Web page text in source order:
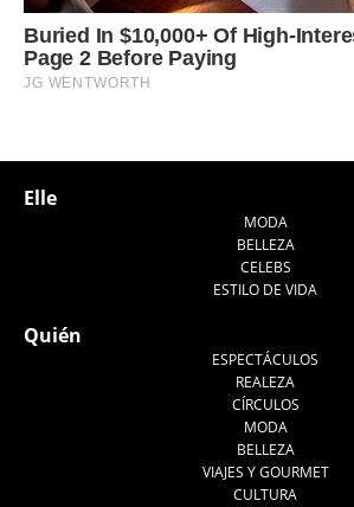
Elle
MODA
BELLEZA
CELEBS
ESTILO DE VIDA
Quién
ESPECTÁCULOS
REALEZA
CÍRCULOS
MODA
BELLEZA
VIAJES Y GOURMET
CULTURA